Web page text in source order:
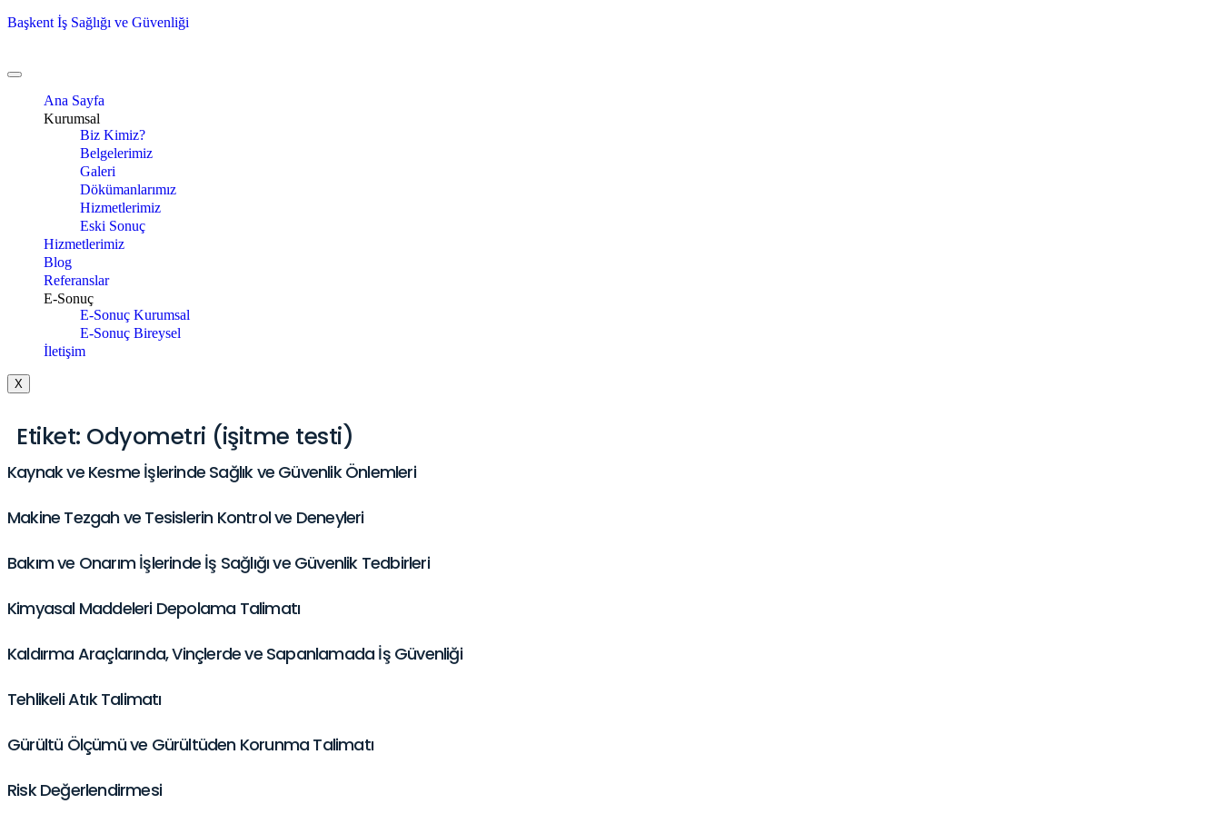
Başkent İş Sağlığı ve Güvenliği
Ana Sayfa
Kurumsal
Biz Kimiz?
Belgelerimiz
Galeri
Dökümanlarımız
Hizmetlerimiz
Eski Sonuç
Hizmetlerimiz
Blog
Referanslar
E-Sonuç
E-Sonuç Kurumsal
E-Sonuç Bireysel
İletişim
X
Etiket: Odyometri (işitme testi)
Kaynak ve Kesme İşlerinde Sağlık ve Güvenlik Önlemleri
Makine Tezgah ve Tesislerin Kontrol ve Deneyleri
Bakım ve Onarım İşlerinde İş Sağlığı ve Güvenlik Tedbirleri
Kimyasal Maddeleri Depolama Talimatı
Kaldırma Araçlarında, Vinçlerde ve Sapanlamada İş Güvenliği
Tehlikeli Atık Talimatı
Gürültü Ölçümü ve Gürültüden Korunma Talimatı
Risk Değerlendirmesi